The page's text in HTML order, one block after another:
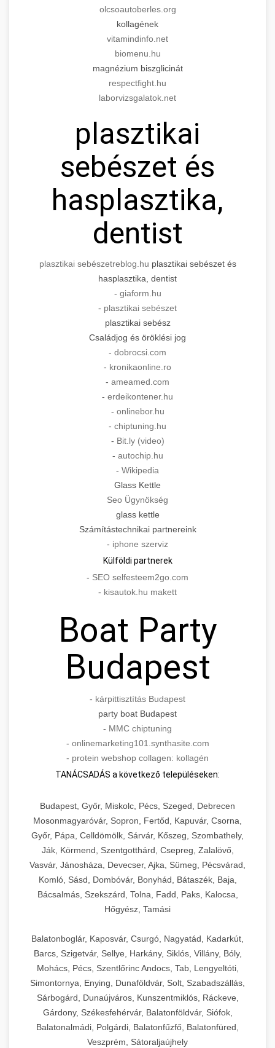
olcsoautoberles.org
kollagének
vitamindinfo.net
biomenu.hu
magnézium biszglicinát
respectfight.hu
laborvizsgalatok.net
plasztikai
sebészet és
hasplasztika,
dentist
plasztikai sebészetreblog.hu plasztikai sebészet és
hasplasztika, dentist
- giaform.hu
- plasztikai sebészet
plasztikai sebész
Családjog és öröklési jog
- dobrocsi.com
- kronikaonline.ro
- ameamed.com
- erdeikontener.hu
- onlinebor.hu
- chiptuning.hu
- Bit.ly (video)
- autochip.hu
- Wikipedia
Glass Kettle
Seo Ügynökség
glass kettle
Számítástechnikai partnereink
- iphone szerviz
Külföldi partnerek
- SEO selfesteem2go.com
- kisautok.hu makett
Boat Party
Budapest
- kárpittisztítás Budapest
party boat Budapest
- MMC chiptuning
- onlinemarketing101.synthasite.com
- protein webshop collagen: kollagén
TANÁCSADÁS a következő településeken:
Budapest, Győr, Miskolc, Pécs, Szeged, Debrecen
Mosonmagyaróvár, Sopron, Fertőd, Kapuvár, Csorna,
Győr, Pápa, Celldömölk, Sárvár, Kőszeg, Szombathely,
Ják, Körmend, Szentgotthárd, Csepreg, Zalalövő,
Vasvár, Jánosháza, Devecser, Ajka, Sümeg, Pécsvárad,
Komló, Sásd, Dombóvár, Bonyhád, Bátaszék, Baja,
Bácsalmás, Szekszárd, Tolna, Fadd, Paks, Kalocsa,
Hőgyész, Tamási
Balatonboglár, Kaposvár, Csurgó, Nagyatád, Kadarkút,
Barcs, Szigetvár, Sellye, Harkány, Siklós, Villány, Bóly,
Mohács, Pécs, Szentlőrinc Andocs, Tab, Lengyeltóti,
Simontornya, Enying, Dunaföldvár, Solt, Szabadszállás,
Sárbogárd, Dunaújváros, Kunszentmiklós, Ráckeve,
Gárdony, Székesfehérvár, Balatonföldvár, Siófok,
Balatonalmádi, Polgárdi, Balatonfűzfő, Balatonfüred,
Veszprém, Sátoraljaújhely